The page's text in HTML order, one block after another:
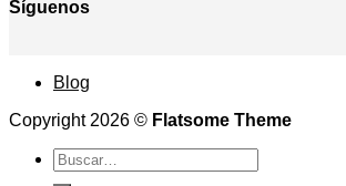
Síguenos
Blog
Copyright 2026 © Flatsome Theme
Buscar
por: